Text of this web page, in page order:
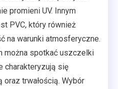
promieni UV. Innym
PVC, który również
na warunki atmosferyczne.
można spotkać uszczelki
charakteryzują się
trwałością. Wybór